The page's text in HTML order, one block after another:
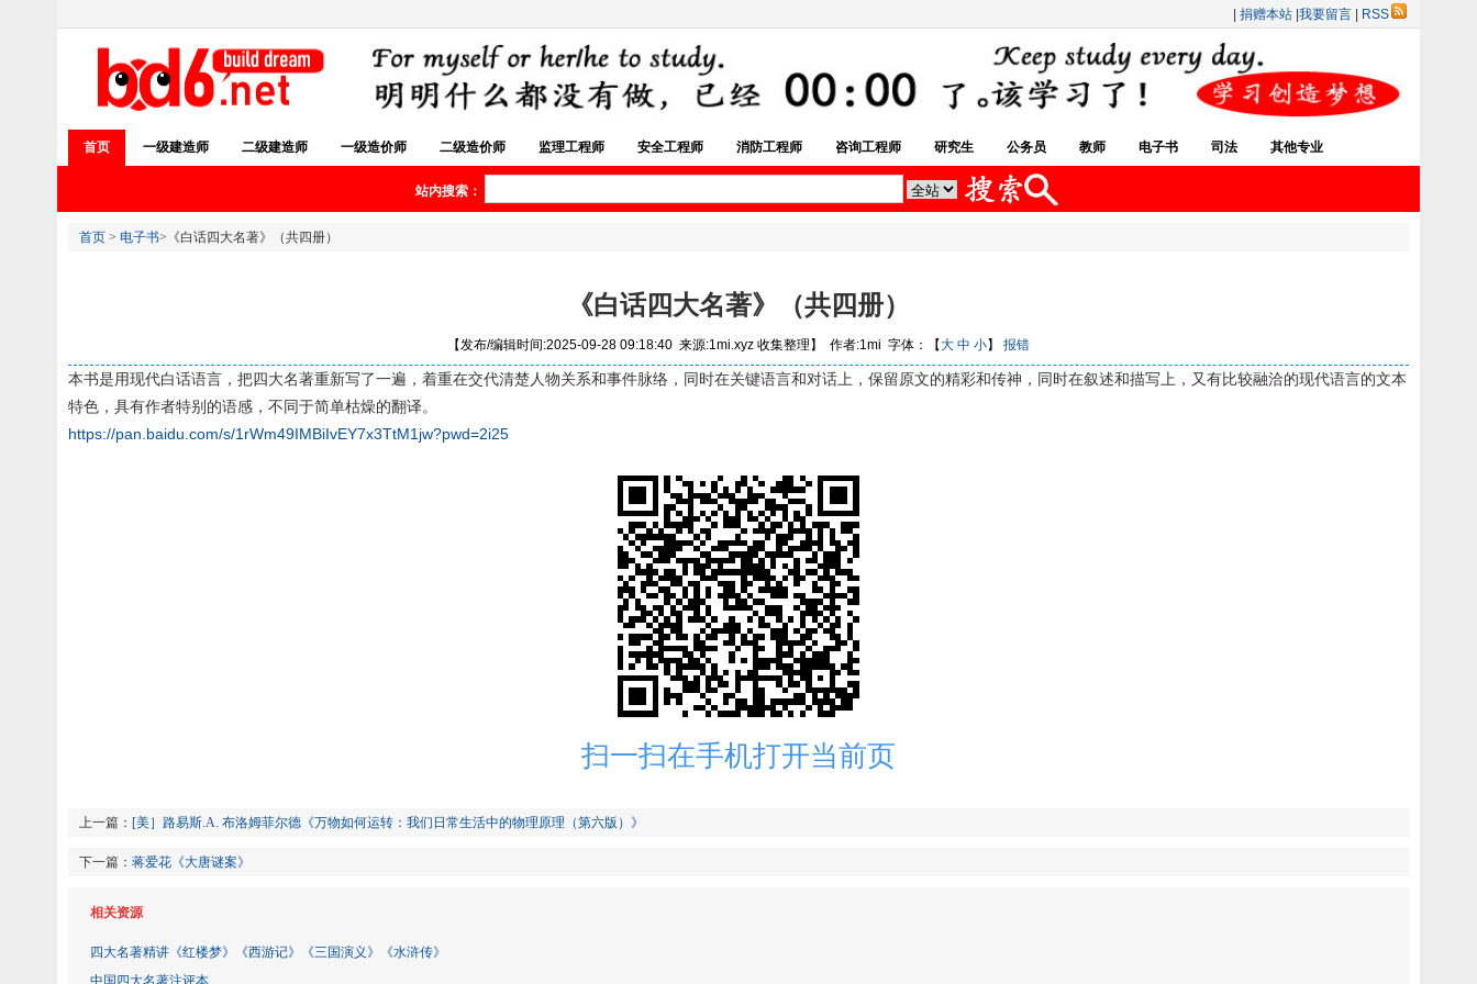
捐赠本站 我要留言 RSS
首页 一级建造师 二级建造师 一级造价师 二级造价师 监理工程师 安全工程师 消防工程师 咨询工程师 研究生 公务员 教师 电子书 司法 其他专业
站内搜索：
首页 > 电子书>《白话四大名著》（共四册）
《白话四大名著》（共四册）
【发布/编辑时间:2025-09-28 09:18:40 来源:1mi.xyz 收集整理】 作者:1mi 字体：【大 中 小】 报错
本书是用现代白话语言，把四大名著重新写了一遍，着重在交代清楚人物关系和事件脉络，同时在关键语言和对话上，保留原文的精彩和传神，同时在叙述和描写上，又有比较融洽的现代语言的文本
特色，具有作者特别的语感，不同于简单枯燥的翻译。
https://pan.baidu.com/s/1rWm49IMBiIvEY7x3TtM1jw?pwd=2i25
扫一扫在手机打开当前页
上一篇： [美］路易斯.A. 布洛姆菲尔德《万物如何运转：我们日常生活中的物理原理（第六版）》
下一篇： 蒋爱花《大唐谜案》
相关资源
四大名著精讲《红楼梦》《西游记》《三国演义》《水浒传》
中国四大名著注评本